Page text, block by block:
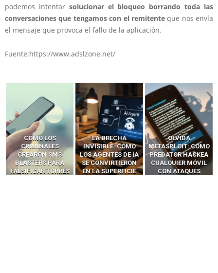
podemos intentar solucionar el bloqueo borrando toda las
conversaciones que tengamos con el remitenteque nos envía
el mensaje que provoca el fallo de la aplicación.
Fuente:https://www.adslzone.net/
LA BRECHA
INVISIBLE: CÓMO
LOS AGENTES DE IA
SE CONVIRTIERON
EN LA SUPERFICIE
OLVIDA
METASPLOIT: CÓMO
PREDATOR HACKEA
CUALQUIER MÓVIL
CON ATAQUES
CÓMO LOS HACKERS
INTERCEPTAN OTPS
Y LLAMADAS
MÓVILES SIN
‘HACKEAR’ — EL